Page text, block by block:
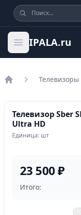
IPALA.ru
Телевизоры
Телевизор Sber
Ultra HD
Единица: шт
23 500 ₽
Итого: